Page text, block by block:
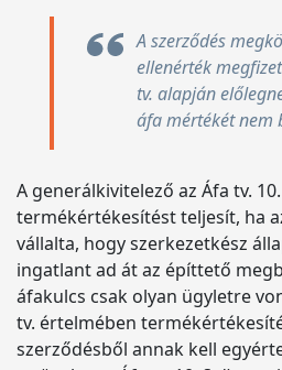
A szerződés
ellenérték
tv. alapján
áfa mértékét nem
A generálkivitelező az Áfa tv.
termékértékesítést teljesít, ha
vállalta, hogy szerkezetkész
ingatlant ad át az építtető
áfakulcs csak olyan ügyletre
tv. értelmében
szerződésből annak kell